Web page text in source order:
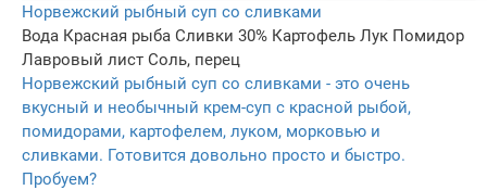
Норвежский рыбный суп со сливками
Вода Красная рыба Сливки 30% Картофель Лук Помидор
Лавровый лист Соль, перец
Норвежский рыбный суп со сливками - это очень
вкусный и необычный крем-суп с красной рыбой,
помидорами, картофелем, луком, морковью и
сливками. Готовится довольно просто и быстро.
Пробуем?